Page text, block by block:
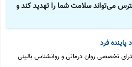
می‌تواند سلامت شما را تهدید کند و
فرد
تخصصی روان درمانی و روانشناس بالینی